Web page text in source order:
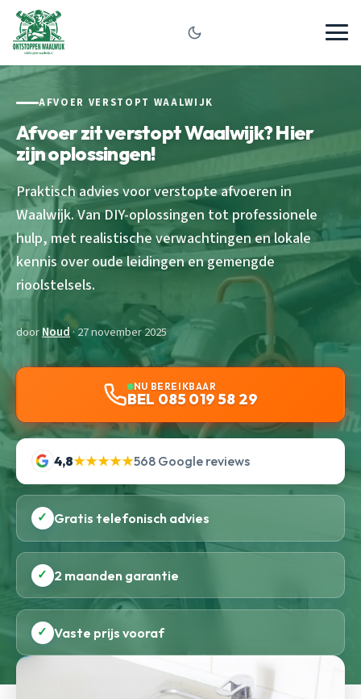
AFVOER VERSTOPT WAALWIJK
Afvoer zit verstopt Waalwijk? Hier
zijn oplossingen!
Praktisch advies voor verstopte afvoeren in
Waalwijk. Van DIY-oplossingen tot professionele
hulp, met realistische verwachtingen en lokale
kennis over oude leidingen en gemengde
rioolstelsels.
doorNoud· 27 november 2025
NU BEREIKBAAR
BEL 085 019 58 29
4,8★★★★★568 Google reviews
✓ Gratis telefonisch advies
✓ 2 maanden garantie
✓ Vaste prijs vooraf